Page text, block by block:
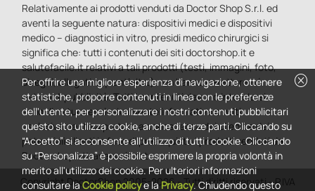
Relativamente ai prodotti venduti da Doctor Shop S.r.l. ed
aventi la seguente natura: dispositivi medici e dispositivi
medico – diagnostici in vitro, presidi medico chirurgici si
significa che: tutti i contenuti dei siti doctorshop.it e
salutefacile.it relativi a tali prodotti (testi, immagini, foto,
disegni, allegati e quant’altro) non hanno carattere né
natura di pubblicità. Tutti i contenuti devono intendersi e
sono di natura esclusivamente informativa e volti
esclusivamente a portare a conoscenza dei clienti e dei
potenziali clienti in fase di preacquisto i prodotti venduti da
Doctorshop attraverso la rete.
Copyright DoctorShop 2005-2026 - Tutti diritti riservati - P.IVA
cancel
Per offrire una migliore esperienza di navigazione, ottenere
statistiche, proporre contenuti in linea con le preferenze
dell'utente, per personalizzare i nostri contenuti pubblicitari
questo sito utilizza cookie, anche di terze parti. Cliccando su
“Accetto” si acconsente all'utilizzo di tutti i cookie. Cliccando
su “Personalizza” è possibile esprimere la propria volontà in
merito all'utilizzo dei cookie. Per ulteriori informazioni
consultare la Cookie policye la Privacy. Chiudendo questo